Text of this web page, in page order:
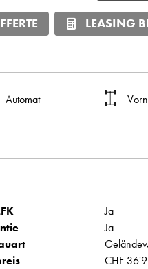
LEASING
Automat
Ja
Ja
CHF